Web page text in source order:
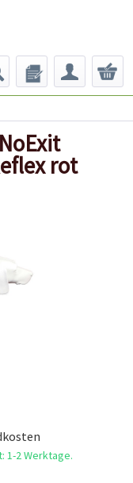
rot
1-2 Werktage.